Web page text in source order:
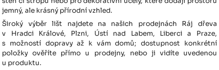
jemný, ale krásný přírodní vzhled.
Široký výběr lišt najdete na našich prodejnách Ráj dřeva
v Hradci Králové, Plzni, Ústí nad Labem, Liberci a Praze,
s možností dopravy až k vám domů; dostupnost konkrétní
položky ověříte přímo u prodejny, nebo ji vidíte uvedenou
u produktu.